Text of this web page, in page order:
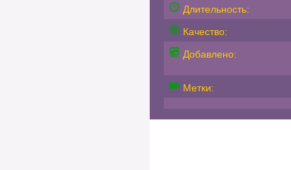
Длительность:
Качество:
Добавлено:
Метки: